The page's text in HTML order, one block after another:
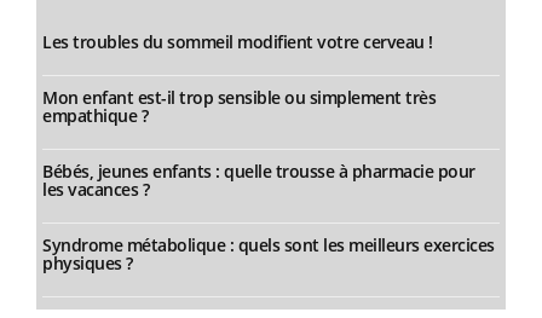
Les troubles du sommeil modifient votre cerveau !
Mon enfant est-il trop sensible ou simplement très
empathique ?
Bébés, jeunes enfants : quelle trousse à pharmacie pour
les vacances ?
Syndrome métabolique : quels sont les meilleurs exercices
physiques ?